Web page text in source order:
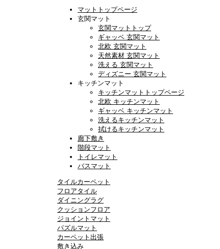
マットトップページ
玄関マット
玄関マットトップ
ギャッベ 玄関マット
北欧 玄関マット
天然素材 玄関マット
洗える 玄関マット
ディズニー 玄関マット
キッチンマット
キッチンマットトップページ
北欧 キッチンマット
ギャッベ キッチンマット
洗えるキッチンマット
拭けるキッチンマット
廊下敷き
階段マット
トイレマット
バスマット
タイルカーペット
フロアタイル
ダイニングラグ
クッションフロア
ジョイントマット
パズルマット
カーペット出張
敷き込み